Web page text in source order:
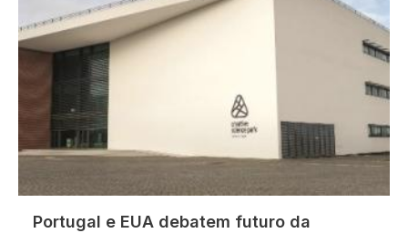
Portugal e EUA debatem futuro da